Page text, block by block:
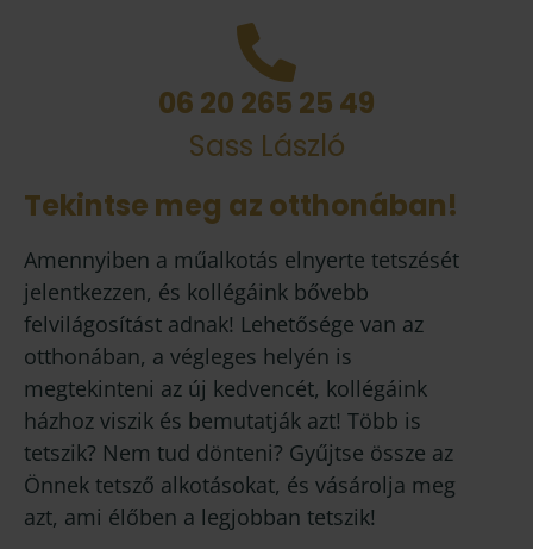
06 20 265 25 49
Sass László
Tekintse meg az otthonában!
Amennyiben a műalkotás elnyerte tetszését
jelentkezzen, és kollégáink bővebb
felvilágosítást adnak! Lehetősége van az
otthonában, a végleges helyén is
megtekinteni az új kedvencét, kollégáink
házhoz viszik és bemutatják azt! Több is
tetszik? Nem tud dönteni? Gyűjtse össze az
Önnek tetsző alkotásokat, és vásárolja meg
azt, ami élőben a legjobban tetszik!